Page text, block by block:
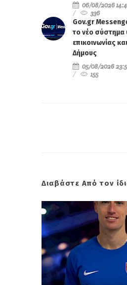
06/08/2026
336
Gov.gr
το νέο σύστημα
επικοινωνίας
Δήμους
05/08/2026
155
Διαβάστε Από τον